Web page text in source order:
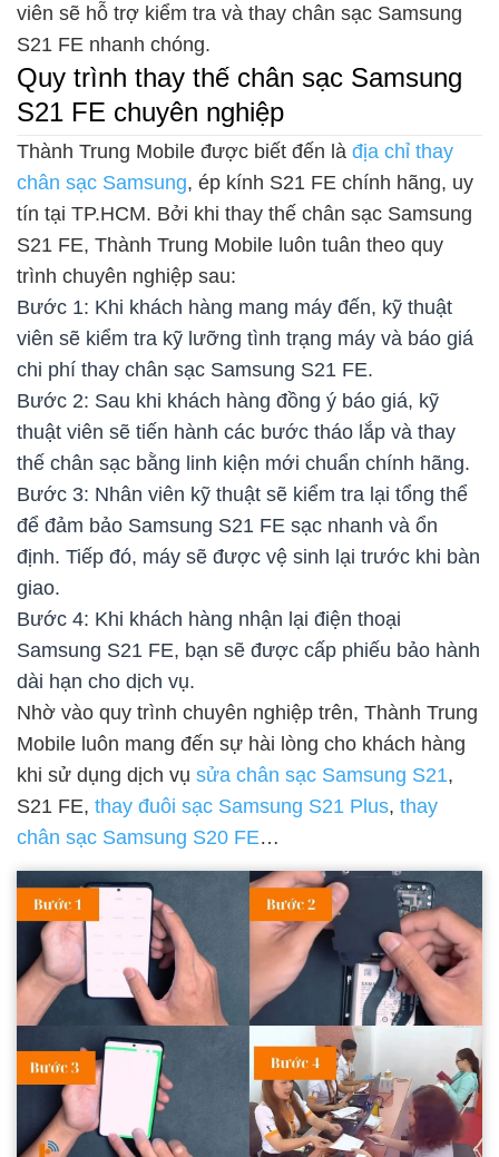
viên sẽ hỗ trợ kiểm tra và thay chân sạc Samsung
S21 FE nhanh chóng.
Quy trình thay thế chân sạc Samsung
S21 FE chuyên nghiệp
Thành Trung Mobile được biết đến là địa chỉ thay
chân sạc Samsung, ép kính S21 FE chính hãng, uy
tín tại TP.HCM. Bởi khi thay thế chân sạc Samsung
S21 FE, Thành Trung Mobile luôn tuân theo quy
trình chuyên nghiệp sau:
Bước 1: Khi khách hàng mang máy đến, kỹ thuật
viên sẽ kiểm tra kỹ lưỡng tình trạng máy và báo giá
chi phí thay chân sạc Samsung S21 FE.
Bước 2: Sau khi khách hàng đồng ý báo giá, kỹ
thuật viên sẽ tiến hành các bước tháo lắp và thay
thế chân sạc bằng linh kiện mới chuẩn chính hãng.
Bước 3: Nhân viên kỹ thuật sẽ kiểm tra lại tổng thể
để đảm bảo Samsung S21 FE sạc nhanh và ổn
định. Tiếp đó, máy sẽ được vệ sinh lại trước khi bàn
giao.
Bước 4: Khi khách hàng nhận lại điện thoại
Samsung S21 FE, bạn sẽ được cấp phiếu bảo hành
dài hạn cho dịch vụ.
Nhờ vào quy trình chuyên nghiệp trên, Thành Trung
Mobile luôn mang đến sự hài lòng cho khách hàng
khi sử dụng dịch vụ sửa chân sạc Samsung S21,
S21 FE, thay đuôi sạc Samsung S21 Plus, thay
chân sạc Samsung S20 FE…